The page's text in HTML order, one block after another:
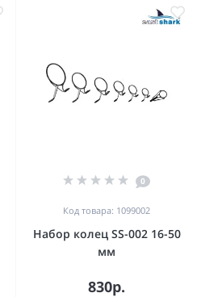
0
Код товара: 1099002
Набор колец SS-002 16-50
мм
830р.